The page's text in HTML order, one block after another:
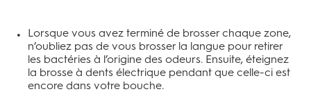
Lorsque vous avez terminé de brosser chaque zone,
n’oubliez pas de vous brosser la langue pour retirer
les bactéries à l’origine des odeurs. Ensuite, éteignez
la brosse à dents électrique pendant que celle-ci est
encore dans votre bouche.